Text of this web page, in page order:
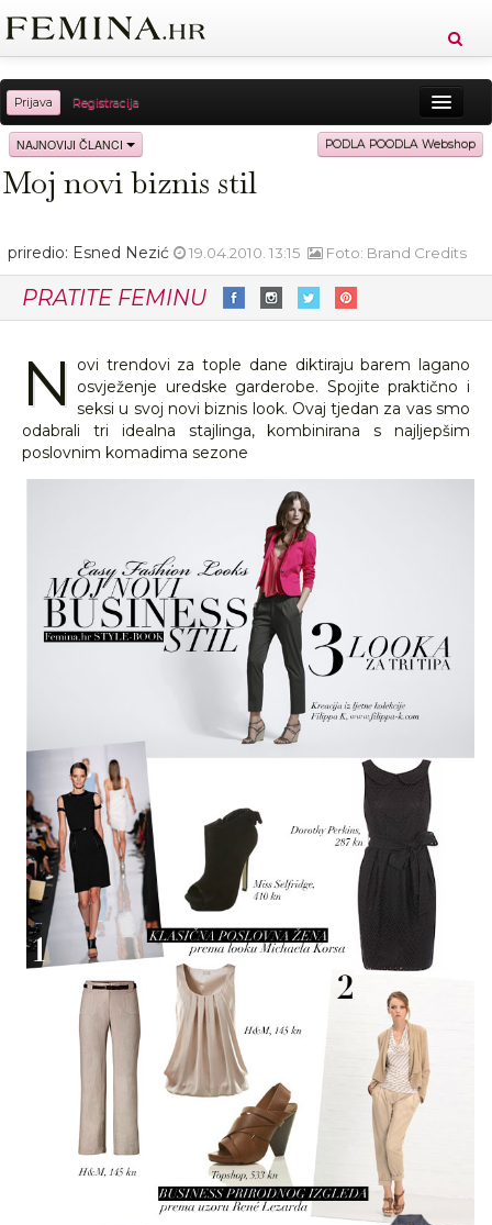
Prijava Registracija
Sreća Zdravlje Vitkost
Moda Ljubav Relax
NAJNOVIJI ČLANCI PODLA POODLA Webshop
Moj novi biznis stil
priredio: Esned Nezić 19.04.2010. 13:15 Foto: Brand Credits
PRATITE FEMINU
N ovi trendovi za tople dane diktiraju barem lagano
osvježenje uredske garderobe. Spojite praktično i
seksi u svoj novi biznis look. Ovaj tjedan za vas smo
odabrali tri idealna stajlinga, kombinirana s najljepšim
poslovnim komadima sezone